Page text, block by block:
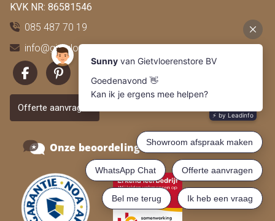
KVK NR: 86581546
085 487 70 19
info@gietvloerenstore.nl
Offerte aanvragen